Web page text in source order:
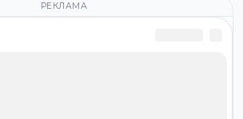
РЕКЛАМА